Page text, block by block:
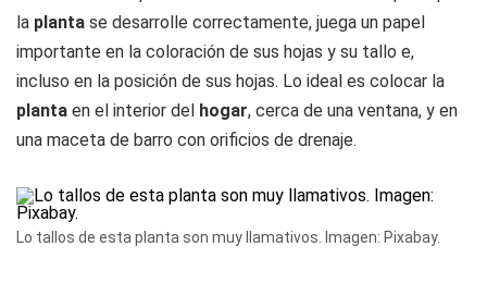
la planta se desarrolle correctamente, juega un papel
importante en la coloración de sus hojas y su tallo e,
incluso en la posición de sus hojas. Lo ideal es colocar la
planta en el interior del hogar, cerca de una ventana, y en
una maceta de barro con orificios de drenaje.
Lo tallos de esta planta son muy llamativos. Imagen: Pixabay.